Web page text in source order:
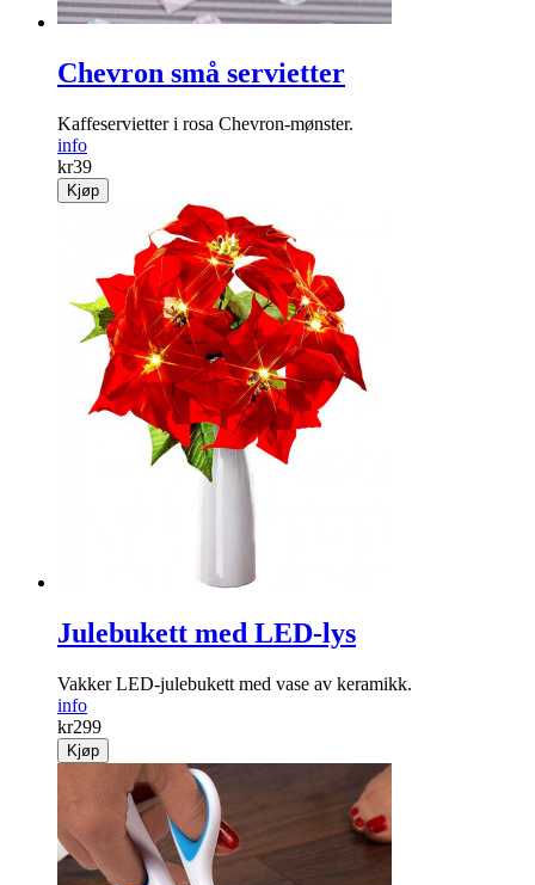
Chevron små servietter
Kaffeservietter i rosa Chevron-mønster.
info
kr39
Kjøp
Julebukett med LED-lys
Vakker LED-jule­bukett med vase av keramikk.
info
kr299
Kjøp